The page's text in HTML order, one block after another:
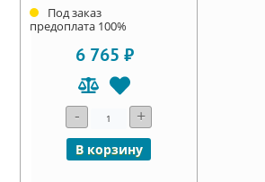
Под заказ
предоплата 100%
6 765 ₽
- +
В корзину